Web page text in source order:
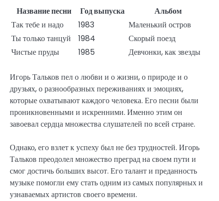
Название песни Год выпуска
Альбом
Так тебе и надо
1983
Маленький остров
Ты только танцуй
1984
Скорый поезд
Чистые пруды
1985 Девчонки, как звезды
Игорь Тальков пел о любви и о жизни, о природе и о
друзьях, о разнообразных переживаниях и эмоциях,
которые охватывают каждого человека. Его песни были
проникновенными и искренними. Именно этим он
завоевал сердца множества слушателей по всей стране.
Однако, его взлет к успеху был не без трудностей. Игорь
Тальков преодолел множество преград на своем пути и
смог достичь больших высот. Его талант и преданность
музыке помогли ему стать одним из самых популярных и
узнаваемых артистов своего времени.